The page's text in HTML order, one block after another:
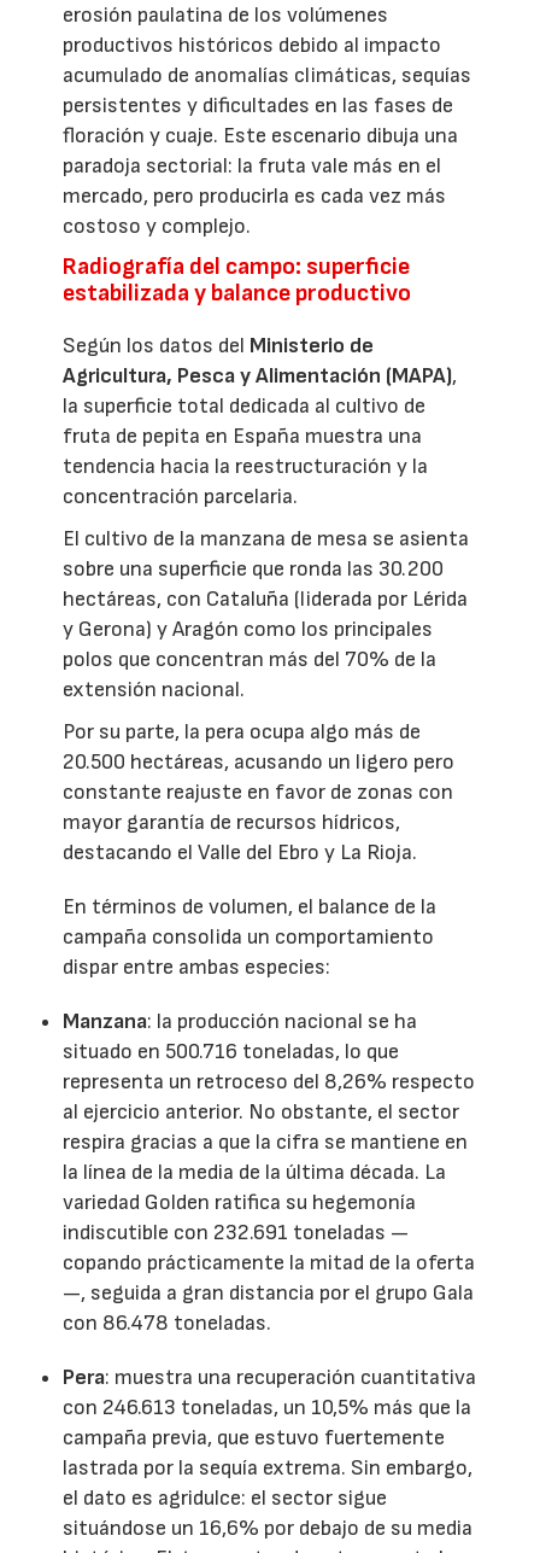
erosión paulatina de los volúmenes
productivos históricos debido al impacto
acumulado de anomalías climáticas, sequías
persistentes y dificultades en las fases de
floración y cuaje. Este escenario dibuja una
paradoja sectorial: la fruta vale más en el
mercado, pero producirla es cada vez más
costoso y complejo.
Radiografía del campo: superficie
estabilizada y balance productivo
Según los datos del Ministerio de
Agricultura, Pesca y Alimentación (MAPA),
la superficie total dedicada al cultivo de
fruta de pepita en España muestra una
tendencia hacia la reestructuración y la
concentración parcelaria.
El cultivo de la manzana de mesa se asienta
sobre una superficie que ronda las 30.200
hectáreas, con Cataluña (liderada por Lérida
y Gerona) y Aragón como los principales
polos que concentran más del 70% de la
extensión nacional.
Por su parte, la pera ocupa algo más de
20.500 hectáreas, acusando un ligero pero
constante reajuste en favor de zonas con
mayor garantía de recursos hídricos,
destacando el Valle del Ebro y La Rioja.
En términos de volumen, el balance de la
campaña consolida un comportamiento
dispar entre ambas especies:
Manzana: la producción nacional se ha
situado en 500.716 toneladas, lo que
representa un retroceso del 8,26% respecto
al ejercicio anterior. No obstante, el sector
respira gracias a que la cifra se mantiene en
la línea de la media de la última década. La
variedad Golden ratifica su hegemonía
indiscutible con 232.691 toneladas —
copando prácticamente la mitad de la oferta
—, seguida a gran distancia por el grupo Gala
con 86.478 toneladas.
Pera: muestra una recuperación cuantitativa
con 246.613 toneladas, un 10,5% más que la
campaña previa, que estuvo fuertemente
lastrada por la sequía extrema. Sin embargo,
el dato es agridulce: el sector sigue
situándose un 16,6% por debajo de su media